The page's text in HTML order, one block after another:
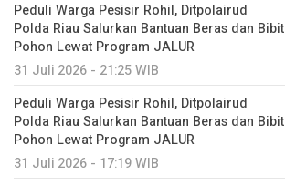
Peduli Warga Pesisir Rohil, Ditpolairud
Polda Riau Salurkan Bantuan Beras dan Bibit
Pohon Lewat Program JALUR
31 Juli 2026 - 21:25 WIB
Peduli Warga Pesisir Rohil, Ditpolairud
Polda Riau Salurkan Bantuan Beras dan Bibit
Pohon Lewat Program JALUR
31 Juli 2026 - 17:19 WIB